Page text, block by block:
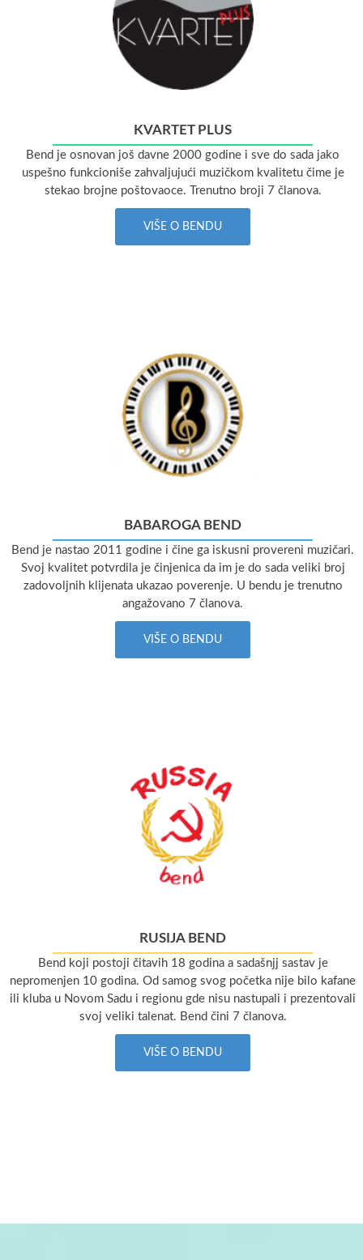
KVARTET PLUS
Bend je osnovan još davne 2000 godine i sve do sada jako
uspešno funkcioniše zahvaljujući muzičkom kvalitetu čime je
stekao brojne poštovaoce. Trenutno broji 7 članova.
VIŠE O BENDU
BABAROGA BEND
Bend je nastao 2011 godine i čine ga iskusni provereni muzičari.
Svoj kvalitet potvrdila je činjenica da im je do sada veliki broj
zadovoljnih klijenata ukazao poverenje. U bendu je trenutno
angažovano 7 članova.
VIŠE O BENDU
RUSIJA BEND
Bend koji postoji čitavih 18 godina a sadašnjj sastav je
nepromenjen 10 godina. Od samog svog početka nije bilo kafane
ili kluba u Novom Sadu i regionu gde nisu nastupali i prezentovali
svoj veliki talenat. Bend čini 7 članova.
VIŠE O BENDU